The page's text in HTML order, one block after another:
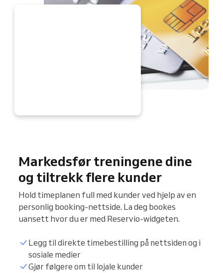
Markedsfør treningene dine
og tiltrekk flere kunder
Hold timeplanen full med kunder ved hjelp av en
personlig booking-nettside. La deg bookes
uansett hvor du er med Reservio-widgeten.
Legg til direkte timebestilling på nettsiden og i
sosiale medier
Gjør følgere om til lojale kunder